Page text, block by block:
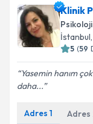
Klinik
Psikoloji
İstanbul
5 (59
Yasemin hanım
daha...
Adres 1 Adres